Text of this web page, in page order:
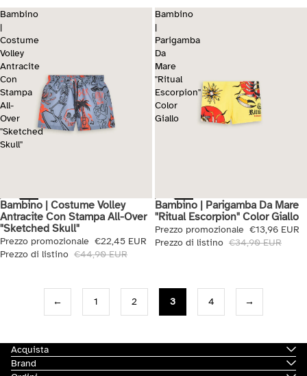
Bambino
|
Costume
Volley
Antracite
Con
Stampa
All-
Over
"Sketched
Skull"
Saldi
Bambino | Costume Volley
Antracite Con Stampa All-Over
"Sketched Skull"
Prezzo promozionale €22,45 EUR
Prezzo di listino €44,90 EUR
Bambino
|
Parigamba
Da
Mare
"Ritual
Escorpion"
Color
Giallo
Saldi
Bambino | Parigamba Da Mare
"Ritual Escorpion" Color Giallo
Prezzo promozionale €13,96 EUR
Prezzo di listino €34,90 EUR
← 1 2 3 4 →
Acquista
Brand